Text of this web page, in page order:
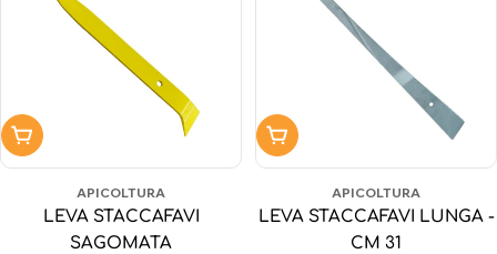
Aggiungi al carrello
APICOLTURA
LEVA STACCAFAVI
SAGOMATA
Aggiungi al carrello
APICOLTURA
LEVA STACCAFAVI LUNGA -
CM 31